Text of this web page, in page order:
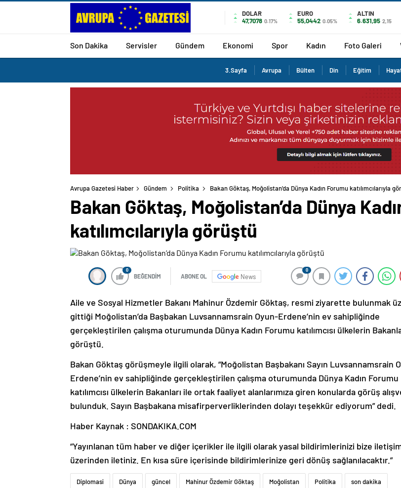
DOLAR
47,7078 0.17%
EURO
55,0442 0.05%
ALTIN
6.631,95 2,15
Son Dakika Servisler Gündem Ekonomi Spor Kadın Foto Galeri
3.Sayfa Avrupa Bülten Din Eğitim
Avrupa Gazetesi Haber Gündem Politika Bakan Göktaş, Moğolistan’da Dünya Kadın Forumu katılımcılarıyla
Bakan Göktaş, Moğolistan’da Dünya
katılımcılarıyla görüştü
0
BEĞENDİM ABONE OL News
0
Aile ve Sosyal Hizmetler Bakanı Mahinur Özdemir Göktaş, resmi ziyarette bulunmak
gittiği Moğolistan’da Başbakan Luvsannamsrain Oyun-Erdene’nin ev sahipliğinde
gerçekleştirilen çalışma oturumunda Dünya Kadın Forumu katılımcısı ülkelerin
görüştü.
Bakan Göktaş görüşmeyle ilgili olarak, “Moğolistan Başbakanı Sayın Luvsannamsrain
Erdene’nin ev sahipliğinde gerçekleştirilen çalışma oturumunda Dünya Kadın Forumu
katılımcısı ülkelerin Bakanları ile ortak faaliyet alanlarımıza giren konularda görüş
bulunduk. Sayın Başbakana misafirperverliklerinden dolayı teşekkür ediyorum” dedi.
Haber Kaynak : SONDAKIKA.COM
“Yayınlanan tüm haber ve diğer içerikler ile ilgili olarak yasal bildirimlerinizi bize
üzerinden iletiniz. En kısa süre içerisinde bildirimlerinize geri dönüş sağlanılacaktır.”
Diplomasi Dünya güncel Mahinur Özdemir Göktaş Moğolistan Politika son dakika